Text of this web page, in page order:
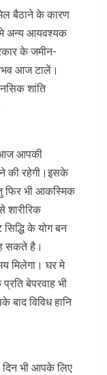
बैठाने के कारण
मे अन्य आयवश्यक
के जमीन-
आज टालें।
शांति
आज आपकी
की रहेगी।इसके
फिर भी आकस्मिक
के योग बन
सकते है।
मिलेगा। घर मे
बेपरवाह भी
विविध हानि
भी आपके लिए